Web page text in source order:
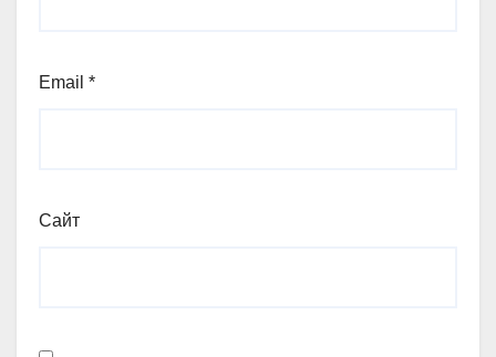
Email *
Сайт